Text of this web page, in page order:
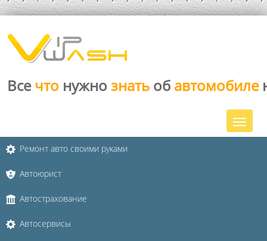
Все что нужно знать об автомобиле
Ремонт авто своими руками
Автоюрист
Автострахование
Автосервисы